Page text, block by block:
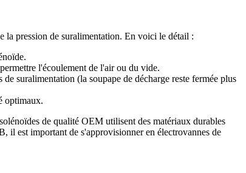
pression de suralimentation. En voici le détail :
l'écoulement de l'air ou du vide.
suralimentation (la soupape de décharge reste fermée plus
optimaux.
de qualité OEM utilisent des matériaux durables
il est important de s'approvisionner en électrovannes de